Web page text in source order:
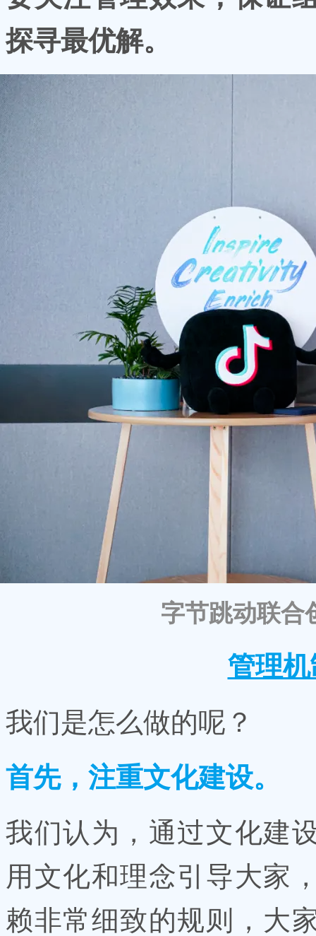
探寻最优解。
字节跳动联合
管理
我们是怎么做的呢？
首先，注重文化建设。
我们认为，通过文化建
用文化和理念引导大家
赖非常细致的规则，大